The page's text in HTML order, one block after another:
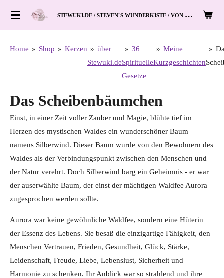
Zum
S
TEWUKI.DE / STEVEN`S WUNDERKISTE / VON HAND ZUM HERZ
Home » Shop » Kerzen » über
Stewuki.de
» 36
Spirituelle
Gesetze
» Meine
Kurzgeschichten
»
Das Scheibenbäumchen
Einst, in einer Zeit voller Zauber und Magie, blühte tief im
Herzen des mystischen Waldes ein wunderschöner Baum
namens Silberwind. Dieser Baum wurde von den Bewohnern des
Waldes als der Verbindungspunkt zwischen den Menschen und
der Natur verehrt. Doch Silberwind barg ein Geheimnis - er war
der auserwählte Baum, der einst der mächtigen Waldfee Aurora
zugesprochen werden sollte.
Aurora war keine gewöhnliche Waldfee, sondern eine Hüterin
der Essenz des Lebens. Sie besaß die einzigartige Fähigkeit, den
Menschen Vertrauen, Frieden, Gesundheit, Glück, Stärke,
Leidenschaft, Freude, Liebe, Lebenslust, Sicherheit und
Harmonie zu schenken. Ihr Anblick war so strahlend und ihre